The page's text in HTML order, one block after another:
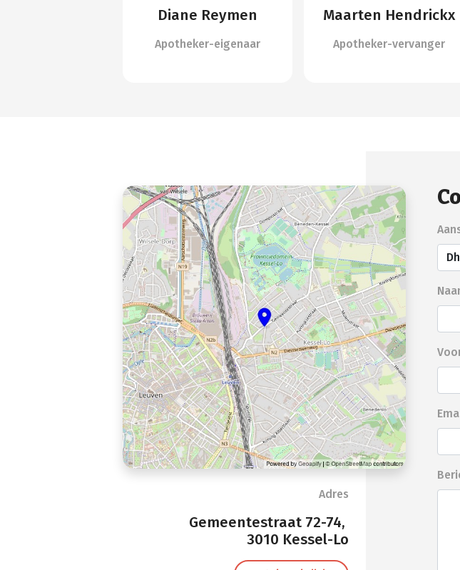
Diane Reymen
Apotheker-eigenaar
Maarten Hendrickx
Apotheker-vervanger
Adres
Gemeentestraat 72-74,
3010 Kessel-Lo